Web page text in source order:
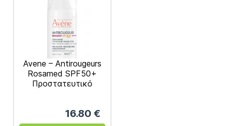
Avene – Antirougeurs
Rosamed SPF50+
Προστατευτικό
16.80 €